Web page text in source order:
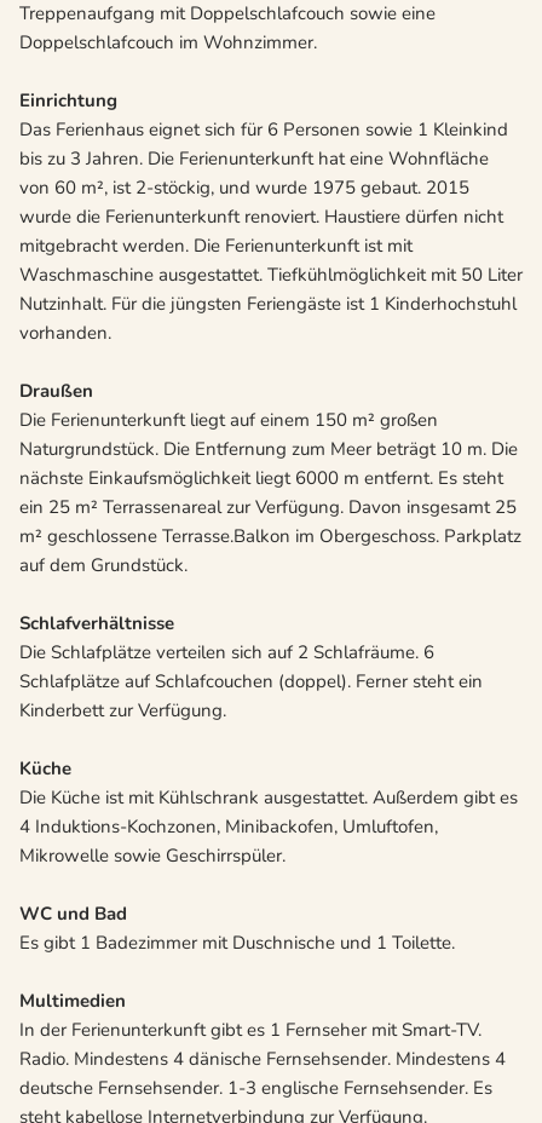
Treppenaufgang mit Doppelschlafcouch sowie eine
Doppelschlafcouch im Wohnzimmer.
Einrichtung
Das Ferienhaus eignet sich für 6 Personen sowie 1 Kleinkind
bis zu 3 Jahren. Die Ferienunterkunft hat eine Wohnfläche
von 60 m², ist 2-stöckig, und wurde 1975 gebaut. 2015
wurde die Ferienunterkunft renoviert. Haustiere dürfen nicht
mitgebracht werden. Die Ferienunterkunft ist mit
Waschmaschine ausgestattet. Tiefkühlmöglichkeit mit 50 Liter
Nutzinhalt. Für die jüngsten Feriengäste ist 1 Kinderhochstuhl
vorhanden.
Draußen
Die Ferienunterkunft liegt auf einem 150 m² großen
Naturgrundstück. Die Entfernung zum Meer beträgt 10 m. Die
nächste Einkaufsmöglichkeit liegt 6000 m entfernt. Es steht
ein 25 m² Terrassenareal zur Verfügung. Davon insgesamt 25
m² geschlossene Terrasse.Balkon im Obergeschoss. Parkplatz
auf dem Grundstück.
Schlafverhältnisse
Die Schlafplätze verteilen sich auf 2 Schlafräume. 6
Schlafplätze auf Schlafcouchen (doppel). Ferner steht ein
Kinderbett zur Verfügung.
Küche
Die Küche ist mit Kühlschrank ausgestattet. Außerdem gibt es
4 Induktions-Kochzonen, Minibackofen, Umluftofen,
Mikrowelle sowie Geschirrspüler.
WC und Bad
Es gibt 1 Badezimmer mit Duschnische und 1 Toilette.
Multimedien
In der Ferienunterkunft gibt es 1 Fernseher mit Smart-TV.
Radio. Mindestens 4 dänische Fernsehsender. Mindestens 4
deutsche Fernsehsender. 1-3 englische Fernsehsender. Es
steht kabellose Internetverbindung zur Verfügung.